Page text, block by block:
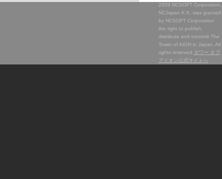
2009 NCSOFT Corporation.
NCJapan K.K. was granted
by NCSOFT Corporation
the right to publish,
distribute and transmit The
Tower of AION in Japan. All
rights reserved. タワー オブ
アイオン公式サイトへ